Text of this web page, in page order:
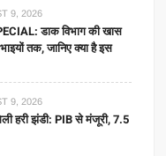
9, 2026
डाक विभाग की खास
तक, जानिए क्या है इस
9, 2026
हरी झंडी: PIB से मंजूरी, 7.5